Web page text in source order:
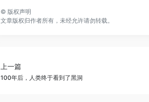
© 版权声明
文章版权归作者所有，未经允许请勿转载。
上一篇
100年后，人类终于看到了黑洞